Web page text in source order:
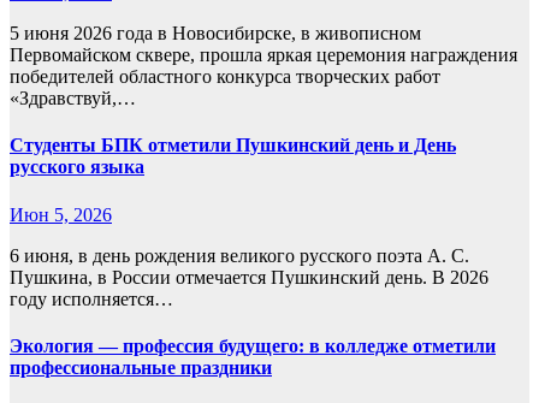
5 июня 2026 года в Новосибирске, в живописном
Первомайском сквере, прошла яркая церемония награждения
победителей областного конкурса творческих работ
«Здравствуй,…
Студенты БПК отметили Пушкинский день и День
русского языка
Июн 5, 2026
6 июня, в день рождения великого русского поэта А. С.
Пушкина, в России отмечается Пушкинский день. В 2026
году исполняется…
Экология — профессия будущего: в колледже отметили
профессиональные праздники